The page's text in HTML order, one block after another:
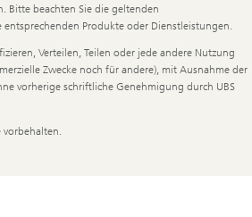
Bitte beachten Sie die geltenden
Produkte oder Dienstleistungen.
Verteilen, Teilen oder jede andere Nutzung
Zwecke noch für andere), mit Ausnahme der
vorherige schriftliche Genehmigung durch UBS